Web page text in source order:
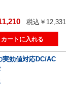
税込￥12,331
実効値対応DC/AC